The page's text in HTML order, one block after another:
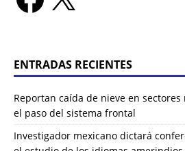
ENTRADAS RECIENTES
Reportan caída de nieve en
el paso del sistema frontal
Investigador mexicano dictará